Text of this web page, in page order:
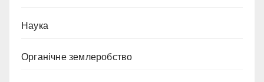
Наука
Органічне землеробство